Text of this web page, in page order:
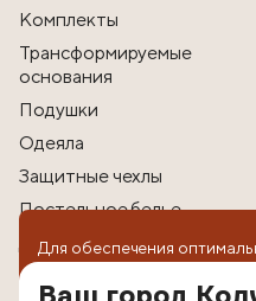
Комплекты
Трансформируемые
основания
Подушки
Одеяла
Защитные чехлы
Постельное белье
Другие товары
Для обеспечения
пользовательского опыта
технологии cookie.